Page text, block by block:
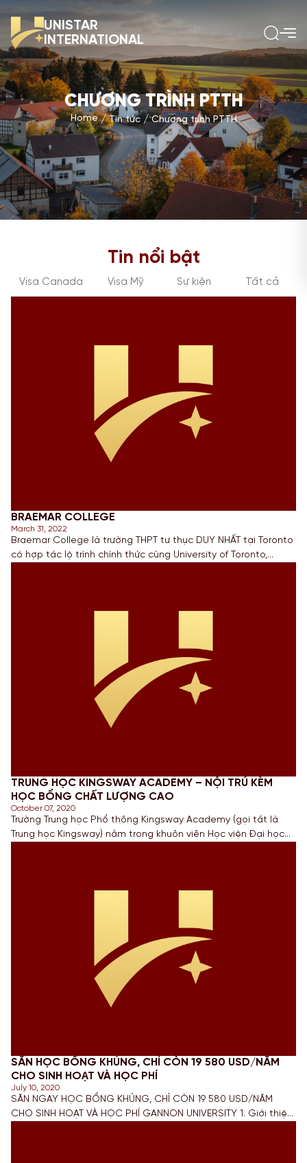
UNISTAR
INTERNATIONAL
CHƯƠNG TRÌNH PTTH
Home Tin tức Chương trình PTTH
Tin nổi bật
Visa Canada Visa Mỹ Sự kiện Tất cả
BRAEMAR COLLEGE
March 31, 2022
Braemar College là trường THPT tư thục DUY NHẤT tại Toronto
có hợp tác lộ trình chính thức cùng University of Toronto,
Toronto) với 26 năm hoạt động theo tôn chỉ Put our […]
TRUNG HỌC KINGSWAY ACADEMY – NỘI TRÚ KÈM
HỌC BỔNG CHẤT LƯỢNG CAO
October 07, 2020
Trường Trung học Phổ thông Kingsway Academy (gọi tắt là
Trung học Kingsway) nằm trong khuôn viên Học viện Đại học
SĂN HỌC BỔNG KHỦNG, CHỈ CÒN 19 580 USD/NĂM
CHO SINH HOẠT VÀ HỌC PHÍ
July 10, 2020
SĂN NGAY HỌC BỔNG KHỦNG, CHỈ CÒN 19 580 USD/NĂM
CHO SINH HOẠT VÀ HỌC PHÍ GANNON UNIVERSITY 1. Giới thiệu